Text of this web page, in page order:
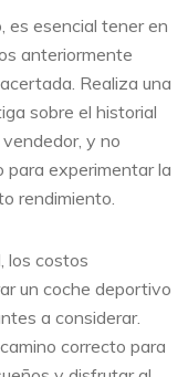
es esencial tener en
anteriormente
Realiza una
sobre el historial
y no
para experimentar la
rendimiento.
los costos
un coche deportivo
a considerar.
correcto para